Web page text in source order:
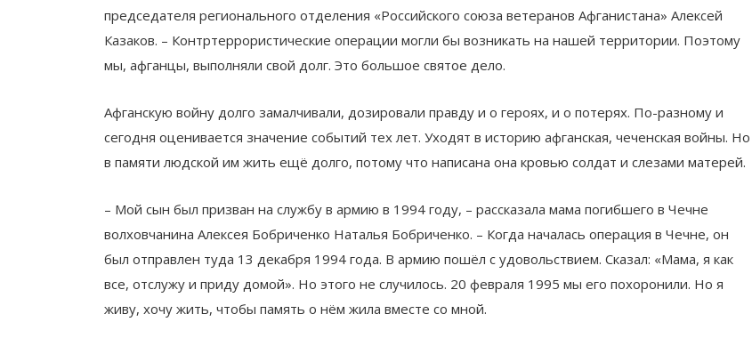
председателя регионального отделения «Российского союза ветеранов Афганистана» Алексей
Казаков. – Контртеррористические операции могли бы возникать на нашей территории. Поэтому
мы, афганцы, выполняли свой долг. Это большое святое дело.
Афганскую войну долго замалчивали, дозировали правду и о героях, и о потерях. По-разному и
сегодня оценивается значение событий тех лет. Уходят в историю афганская, чеченская войны. Но
в памяти людской им жить ещё долго, потому что написана она кровью солдат и слезами матерей.
– Мой сын был призван на службу в армию в 1994 году, – рассказала мама погибшего в Чечне
волховчанина Алексея Бобриченко Наталья Бобриченко. – Когда началась операция в Чечне, он
был отправлен туда 13 декабря 1994 года. В армию пошёл с удовольствием. Сказал: «Мама, я как
все, отслужу и приду домой». Но этого не случилось. 20 февраля 1995 мы его похоронили. Но я
живу, хочу жить, чтобы память о нём жила вместе со мной.